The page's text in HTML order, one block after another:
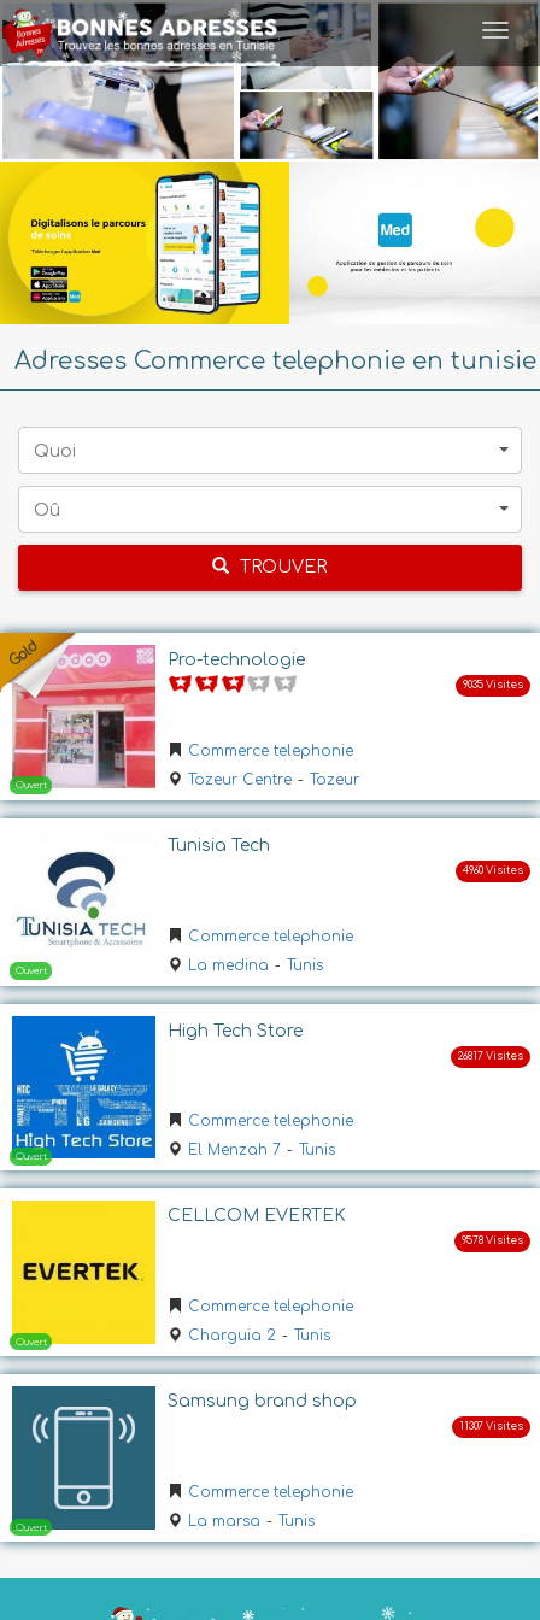
Adresses Commerce telephonie en tunisie
Quoi
Oû
TROUVER
Ouvert
Pro-technologie
Commerce telephonie
Tozeur Centre - Tozeur
Ouvert
Tunisia Tech
Commerce telephonie
La medina - Tunis
High Tech Store
Commerce telephonie
El Menzah 7 - Tunis
CELLCOM EVERTEK
Commerce telephonie
Charguia 2 - Tunis
Samsung brand shop
Commerce telephonie
La marsa - Tunis